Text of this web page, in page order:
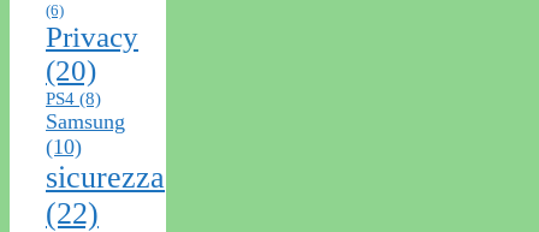
(6)
Privacy
(20)
PS4 (8)
Samsung
(10)
sicurezza
(22)